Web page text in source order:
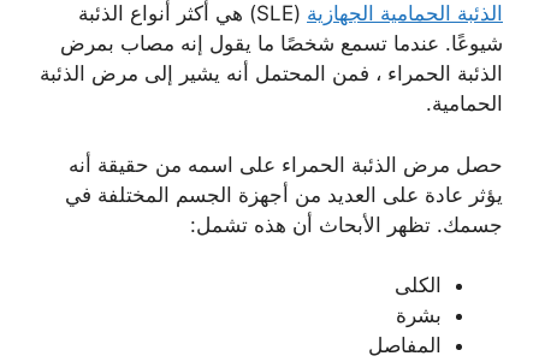
الذئبة الحمامية الجهازية
(SLE) هي أكثر أنواع الذئبة
شيوعًا. عندما تسمع شخصًا ما يقول إنه مصاب بمرض
الذئبة الحمراء ، فمن المحتمل أنه يشير إلى مرض الذئبة
الحمامية.
حصل مرض الذئبة الحمراء على اسمه من حقيقة أنه
يؤثر عادة على العديد من أجهزة الجسم المختلفة في
جسمك. تظهر الأبحاث أن هذه تشمل:
الكلى
بشرة
المفاصل